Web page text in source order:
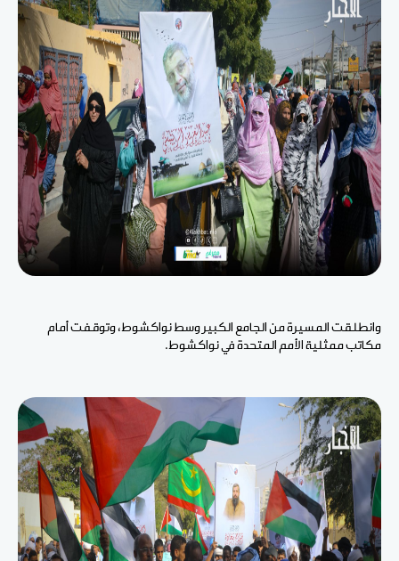
وانطلقت المسيرة من الجامع الكبير وسط نواكشوط، وتوقفت أمام
مكاتب ممثلية الأمم المتحدة في نواكشوط.